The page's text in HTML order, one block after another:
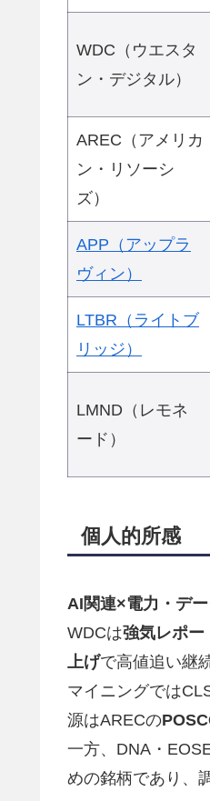
WDC（ウエスタ
ン・デジタル）
AREC（アメリカ
ン・リソーシ
ズ）
APP（アップラ
ヴィン）
LTBR（ライトブ
リッジ）
LMND（レモネ
ード）
個人的所感
AI関連×電力・デー
WDCは強気レポー
上げで高値追い継続
マイニングでは
源はARECの
一方、DNA・
めの銘柄であり、